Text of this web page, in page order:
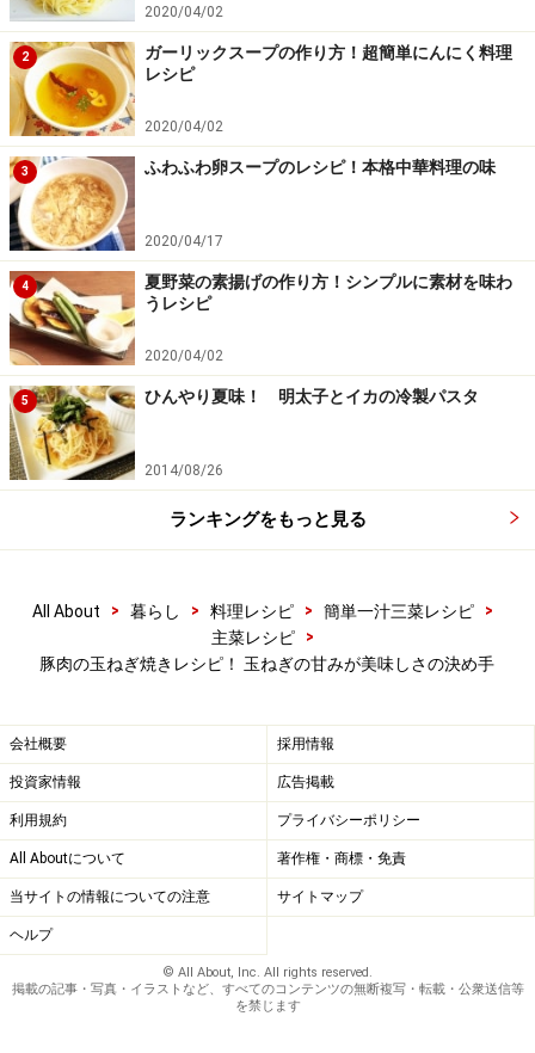
2020/04/02
2
ガーリックスープの作り方！超簡単にんにく料理
レシピ
2020/04/02
3 ふわふわ卵スープのレシピ！本格中華料理の味
2020/04/17
4
夏野菜の素揚げの作り方！シンプルに素材を味わ
うレシピ
2020/04/02
5 ひんやり夏味！ 明太子とイカの冷製パスタ
2014/08/26
ランキングをもっと見る
All About > 暮らし > 料理レシピ > 簡単一汁三菜レシピ
>
主菜レシピ
>
豚肉の玉ねぎ焼きレシピ！ 玉ねぎの甘みが美味しさの決め手
会社概要 採用情報
投資家情報 広告掲載
利用規約 プライバシーポリシー
All Aboutについて 著作権・商標・免責
当サイトの情報についての注意 サイトマップ
ヘルプ
© All About, Inc. All rights reserved.
掲載の記事・写真・イラストなど、すべてのコンテンツの無断複写・転載・公衆送信等
を禁じます